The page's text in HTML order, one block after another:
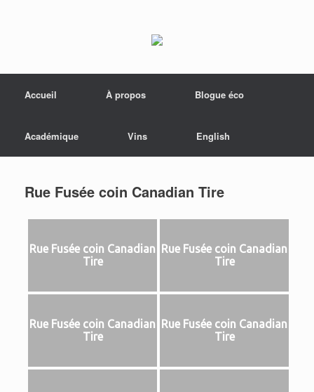
Accueil
À propos Blogue éco
Académique Vins English
Rue Fusée coin Canadian Tire
Rue Fusée coin Canadian
Tire
Rue Fusée coin Canadian
Tire
Rue Fusée coin Canadian
Tire
Rue Fusée coin Canadian
Tire